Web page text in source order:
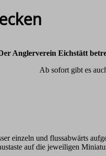
Anglerverein Eichstätt
Ab sofort gibt es
einzeln und flussabwärts
auf die jeweiligen